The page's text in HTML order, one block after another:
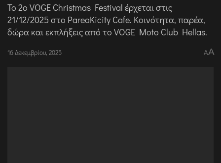
Το 2ο VOGE Christmas Festival έρχεται στις
21/12/2025 στο PareaKicity Cafe. Κοινότητα, παρέα,
δώρα και εκπλήξεις από το VOGE Moto Club Hellas.
16 Δεκεμβρίου, 2025 AA